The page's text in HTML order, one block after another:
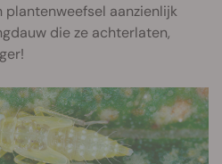
aanzienlijk
die ze achterlaten,